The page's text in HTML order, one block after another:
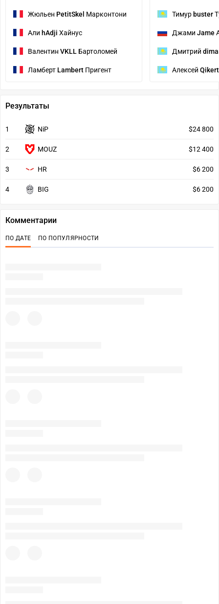
Жюльен PetitSkel Марконтони
Али hAdji Хайнус
Валентин VKLL Бартоломей
Ламберт Lambert Пригент
Тимур buster
Джами Jame
Дмитрий
Алексей Qikert
Результаты
1 NiP $24 800
2 MOUZ $12 400
3 HR $6 200
4 BIG $6 200
Комментарии
ПО ДАТЕ ПО ПОПУЛЯРНОСТИ